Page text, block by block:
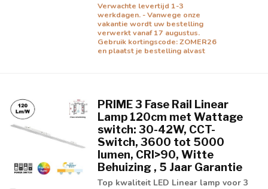
Verwachte levertijd 1-3
werkdagen. - Vanwege onze
vakantie wordt uw bestelling
verwerkt vanaf 17 augustus.
Gebruik kortingscode: ZOMER26
en plaatst je bestelling alvast
PRIME 3 Fase Rail Linear
Lamp 120cm met Wattage
switch: 30-42W, CCT-
Switch, 3600 tot 5000
lumen, CRI>90, Witte
Behuizing , 5 Jaar Garantie
Top kwaliteit LED Linear lamp voor 3